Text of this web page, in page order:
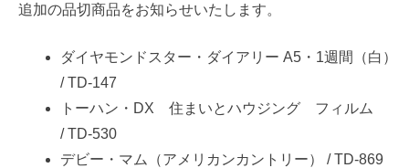
追加の品切商品をお知らせいたします。
ダイヤモンドスター・ダイアリー A5・1週間（白）
/ TD-147
トーハン・DX 住まいとハウジング フィルム
/ TD-530
デビー・マム（アメリカンカントリー） / TD-869